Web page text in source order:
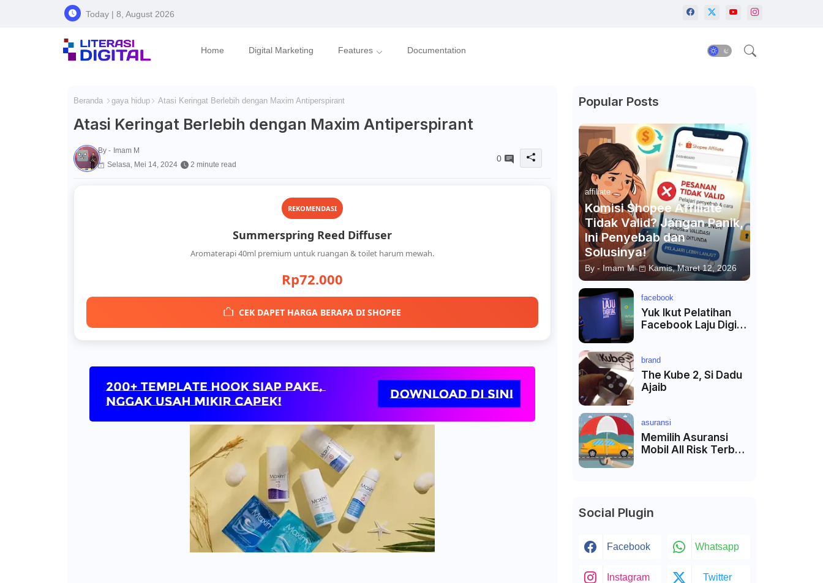
Today | 8, August 2026
Home Digital Marketing Features Documentation
Beranda gaya hidup Atasi Keringat Berlebih dengan Maxim Antiperspirant
Atasi Keringat Berlebih dengan Maxim Antiperspirant
By - Imam M
Selasa, Mei 14, 2024
2 minute read
0
REKOMENDASI
Summerspring Reed Diffuser
Aromaterapi 40ml premium untuk ruangan & toilet harum mewah.
Rp72.000
CEK DAPET HARGA BERAPA DI SHOPEE
Popular Posts
affiliate
Komisi Shopee Affiliate
Tidak Valid? Jangan Panik,
Ini Penyebab dan
Solusinya!
By - Imam M Kamis, Maret 12, 2026
facebook
Yuk Ikut Pelatihan
Facebook Laju Digital
brand
The Kube 2, Si Dadu
Ajaib
asuransi
Memilih Asuransi
Mobil All Risk Terbaik
Social Plugin
Facebook Whatsapp
Instagram Twitter